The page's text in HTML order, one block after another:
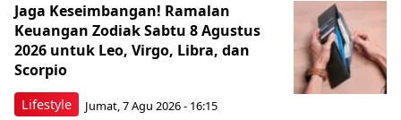
Lifestyle
Jaga Keseimbangan! Ramalan
Keuangan Zodiak Sabtu 8 Agustus
2026 untuk Leo, Virgo, Libra, dan
Scorpio
Jumat, 7 Agu 2026 - 16:15